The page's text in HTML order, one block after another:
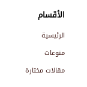
الأقسام
الرئيسية
منوعات
مقالات مختارة